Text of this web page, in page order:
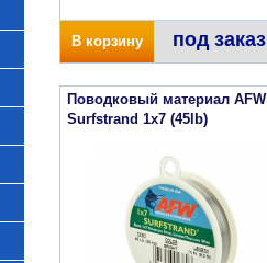
В корзину под заказ
Поводковый материал AFW
Surfstrand 1x7 (45lb)